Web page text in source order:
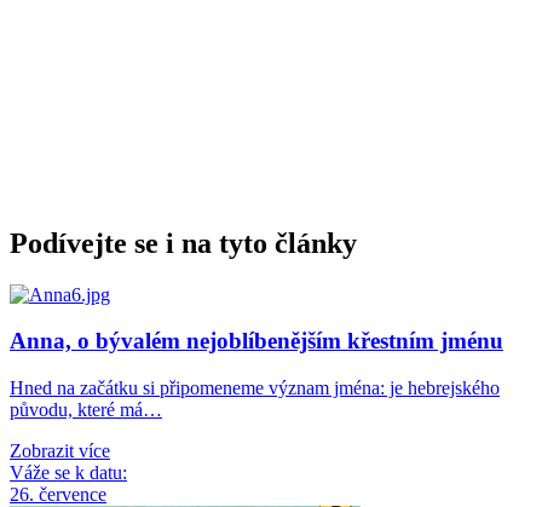
Podívejte se i na tyto články
Anna, o bývalém nejoblíbenějším křestním jménu
Hned na začátku si připomeneme význam jména: je hebrejského
původu, které má…
Zobrazit více
Váže se k datu:
26. července